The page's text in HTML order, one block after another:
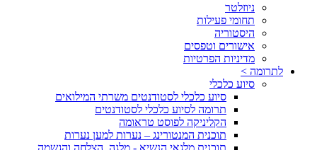
ניוזלטר
תחומי פעילות
היסטוריה
אישורים וטפסים
מדיניות הפרטיות
לתרומה >
סיוע כלכלי
סיוע כלכלי לסטודנטים משרתי המילואים
תרומה לסיוע כלכלי לסטודנטים
הקליניקה לפוסט טראומה
תוכנית המנטורינג – נערות למען נערות
תוכנית מלגאי הנשיא - מלגה, הצלחה והגשמה